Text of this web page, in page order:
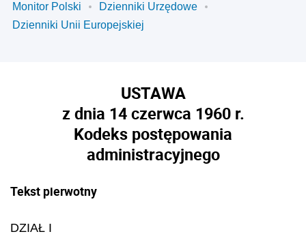
Monitor Polski
Dzienniki Urzędowe
Dzienniki Unii Europejskiej
USTAWA
z dnia 14 czerwca 1960 r.
Kodeks postępowania
administracyjnego
Tekst pierwotny
DZIAŁ I